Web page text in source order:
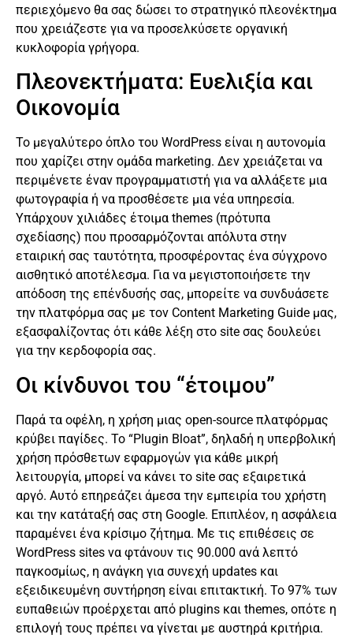
περιεχόμενο θα σας δώσει το στρατηγικό πλεονέκτημα
που χρειάζεστε για να προσελκύσετε οργανική
κυκλοφορία γρήγορα.
Πλεονεκτήματα: Ευελιξία και
Οικονομία
Το μεγαλύτερο όπλο του WordPress είναι η αυτονομία
που χαρίζει στην ομάδα marketing. Δεν χρειάζεται να
περιμένετε έναν προγραμματιστή για να αλλάξετε μια
φωτογραφία ή να προσθέσετε μια νέα υπηρεσία.
Υπάρχουν χιλιάδες έτοιμα themes (πρότυπα
σχεδίασης) που προσαρμόζονται απόλυτα στην
εταιρική σας ταυτότητα, προσφέροντας ένα σύγχρονο
αισθητικό αποτέλεσμα. Για να μεγιστοποιήσετε την
απόδοση της επένδυσής σας, μπορείτε να συνδυάσετε
την πλατφόρμα σας με τον Content Marketing Guide μας,
εξασφαλίζοντας ότι κάθε λέξη στο site σας δουλεύει
για την κερδοφορία σας.
Οι κίνδυνοι του “έτοιμου”
Παρά τα οφέλη, η χρήση μιας open-source πλατφόρμας
κρύβει παγίδες. Το “Plugin Bloat”, δηλαδή η υπερβολική
χρήση πρόσθετων εφαρμογών για κάθε μικρή
λειτουργία, μπορεί να κάνει το site σας εξαιρετικά
αργό. Αυτό επηρεάζει άμεσα την εμπειρία του χρήστη
και την κατάταξή σας στη Google. Επιπλέον, η ασφάλεια
παραμένει ένα κρίσιμο ζήτημα. Με τις επιθέσεις σε
WordPress sites να φτάνουν τις 90.000 ανά λεπτό
παγκοσμίως, η ανάγκη για συνεχή updates και
εξειδικευμένη συντήρηση είναι επιτακτική. Το 97% των
ευπαθειών προέρχεται από plugins και themes, οπότε η
επιλογή τους πρέπει να γίνεται με αυστηρά κριτήρια.